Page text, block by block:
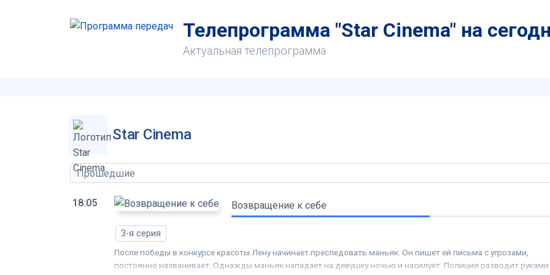
Телепрограмма "Star Cinema" на
Актуальная телепрограмма
Star Cinema
Прошедшие
18:05 Возвращение к себе
3-я серия
После победы в конкурсе красоты Лену начинает преследовать маньяк. Он пишет ей письма с угрозами,
постоянно названивает. Однажды маньяк нападает на девушку ночью и насилует. Полиция разводит руками.